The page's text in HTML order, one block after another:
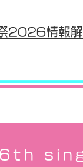
2026情報
6th